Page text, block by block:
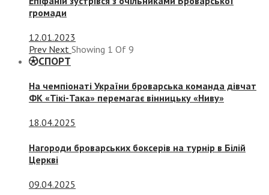
громади
12.01.2023
Prev Next Showing 1 Of 9
СПОРТ
На чемпіонаті України броварська команда дівчат
ФК «Тікі-Така» перемагає вінницьку «Ниву»
18.04.2025
Нагороди броварських боксерів на турнір в Білій
Церкві
09.04.2025